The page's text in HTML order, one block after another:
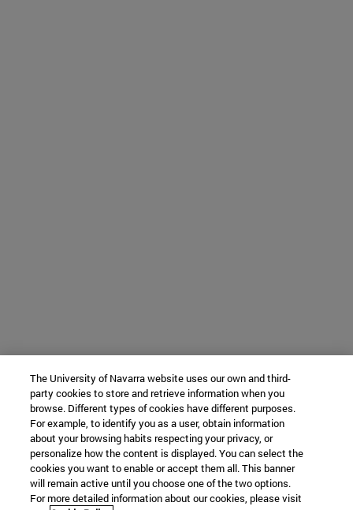
The University of Navarra website uses our own and third-
party cookies to store and retrieve information when you
browse. Different types of cookies have different purposes.
For example, to identify you as a user, obtain information
about your browsing habits respecting your privacy, or
personalize how the content is displayed. You can select the
cookies you want to enable or accept them all. This banner
will remain active until you choose one of the two options.
For more detailed information about our cookies, please visit